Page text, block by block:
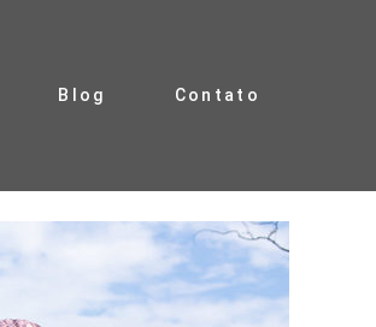
Blog Contato